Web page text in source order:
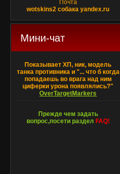
Почта
wotskins2 собака yandex.ru
Мини-чат
Показывает ХП, ник, модель
танка противника и "... что б когда
попадаешь во врага над ним
циферки урона появлялись?"
OverTargetMarkers
Прежде чем задать
вопрос,посети раздел FAQ!